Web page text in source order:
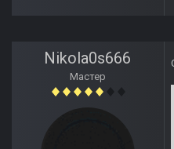
Nikola0s666
Мастер